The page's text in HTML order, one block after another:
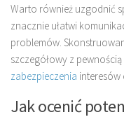
Warto również uzgodnić
znacznie ułatwi
problemów.
szczegółowy z
zabezpieczenia interesów
Jak ocenić